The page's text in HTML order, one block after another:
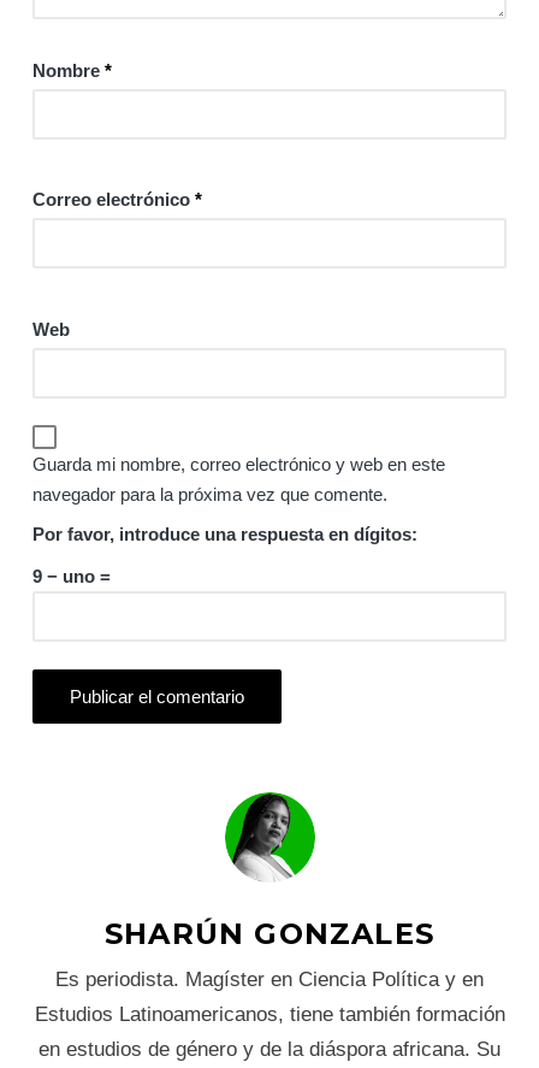
Nombre *
Correo electrónico *
Web
Guarda mi nombre, correo electrónico y web en este
navegador para la próxima vez que comente.
Por favor, introduce una respuesta en dígitos:
9 − uno =
SHARÚN GONZALES
Es periodista. Magíster en Ciencia Política y en
Estudios Latinoamericanos, tiene también formación
en estudios de género y de la diáspora africana. Su